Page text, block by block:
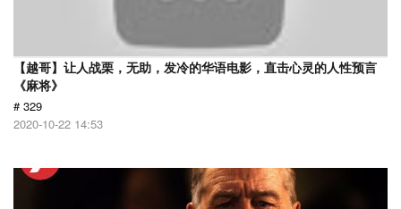
【越哥】让人战栗，无助，发冷的华语电影，直击心灵的人性预言
《麻将》
# 329
2020-10-22 14:53